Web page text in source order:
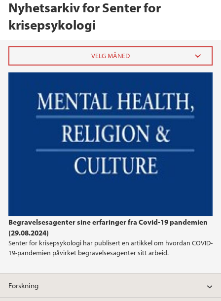
Nyhetsarkiv for Senter for
krisepsykologi
Begravelsesagenter sine erfaringer fra Covid-19 pandemien
(29.08.2024)
Senter for krisepsykologi har publisert en artikkel om hvordan COVID-
19-pandemien påvirket begravelsesagenter sitt arbeid.
november (1)
mars (1)
februar (1)
2024
2023
2021
2020
2019
2018
Forskning